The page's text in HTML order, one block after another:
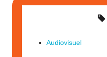
Audiovisuel